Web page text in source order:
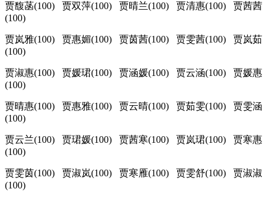
贾馥菡(100) 贾双萍(100) 贾晴兰(100) 贾清惠(100) 贾茜茜
(100)
贾岚雅(100) 贾惠媚(100) 贾茵茜(100) 贾雯茜(100) 贾岚茹
(100)
贾淑惠(100) 贾媛珺(100) 贾涵媛(100) 贾云涵(100) 贾媛惠
(100)
贾晴惠(100) 贾惠雅(100) 贾云晴(100) 贾茹雯(100) 贾雯涵
(100)
贾云兰(100) 贾珺媛(100) 贾茜寒(100) 贾岚珺(100) 贾寒惠
(100)
贾雯茵(100) 贾淑岚(100) 贾寒雁(100) 贾雯舒(100) 贾淑淑
(100)